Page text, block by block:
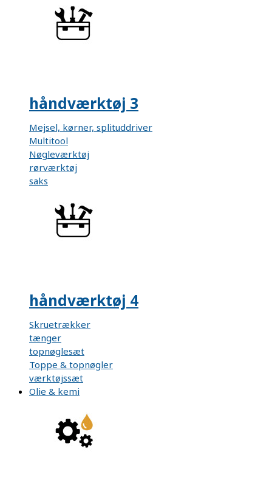
håndværktøj 3
Mejsel, kørner, splituddriver
Multitool
Nøgleværktøj
rørværktøj
saks
håndværktøj 4
Skruetrækker
tænger
topnøglesæt
Toppe & topnøgler
værktøjssæt
Olie & kemi